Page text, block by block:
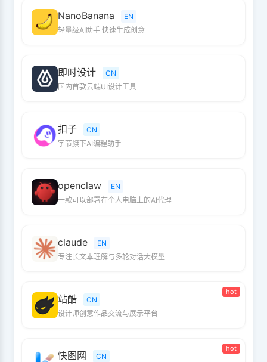
NanoBanana
EN
轻量级AI助手 快速生成创意
即时设计
CN
国内首款云端UI设计工具
扣子
CN
字节旗下AI编程助手
openclaw
EN
一款可以部署在个人电脑上的AI代理
claude
EN
专注长文本理解与多轮对话大模型
hot
站酷
CN
设计师创意作品交流与展示平台
hot
快图网
CN